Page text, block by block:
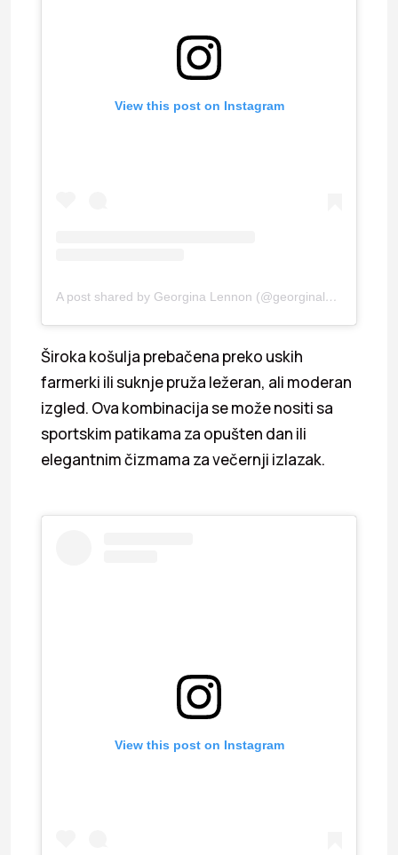
View this post on Instagram
A post shared by Georgina Lennon (@georginalennon1)
Široka košulja prebačena preko uskih
farmerki ili suknje pruža ležeran, ali moderan
izgled. Ova kombinacija se može nositi sa
sportskim patikama za opušten dan ili
elegantnim čizmama za večernji izlazak.
View this post on Instagram